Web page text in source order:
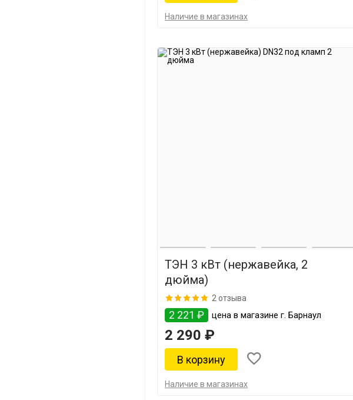
Наличие в магазинах
ТЭН 3 кВт (нержавейка, 2
дюйма)
2 отзыва
2 221 ₽ цена в магазине г. Барнаул
2 290 ₽
Наличие в магазинах